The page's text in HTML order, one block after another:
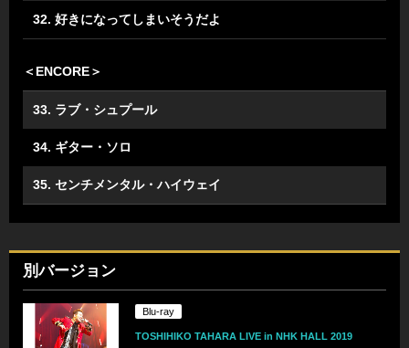
32. 好きになってしまいそうだよ
＜ENCORE＞
33. ラブ・シュプール
34. ギター・ソロ
35. センチメンタル・ハイウェイ
別バージョン
Blu-ray
TOSHIHIKO TAHARA LIVE in NHK HALL 2019